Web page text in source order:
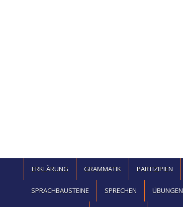
ERKLÄRUNG GRAMMATIK PARTIZIPIEN
SPRACHBAUSTEINE SPRECHEN ÜBUNGEN